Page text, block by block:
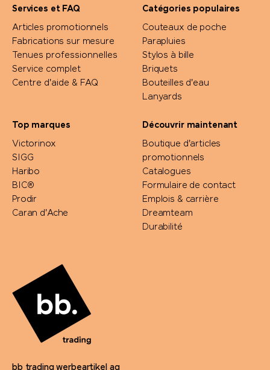
DÉTAILS
Services et FAQ
Articles promotionnels
Fabrications sur mesure
Tenues professionnelles
Service complet
Centre d'aide & FAQ
Catégories populaires
Couteaux de poche
Parapluies
Stylos à bille
Briquets
Bouteilles d'eau
Lanyards
Top marques
Victorinox
SIGG
Haribo
BIC®
Prodir
Caran d'Ache
Découvrir maintenant
Boutique d'articles
promotionnels
Catalogues
Formulaire de contact
Emplois & carrière
Dreamteam
Durabilité
bb trading werbeartikel ag